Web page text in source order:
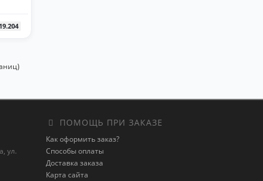
19.204
ул.
ПОМОЩЬ ПРИ ЗАКАЗЕ
Как оформить заказ?
Способы оплаты
Доставка заказа
Карта сайта